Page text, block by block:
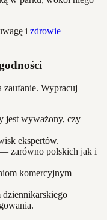
i zdrowie
zaufanie. Wypracuj
jest wyważony, czy
ekspertów.
zarówno polskich jak i
komercyjnym